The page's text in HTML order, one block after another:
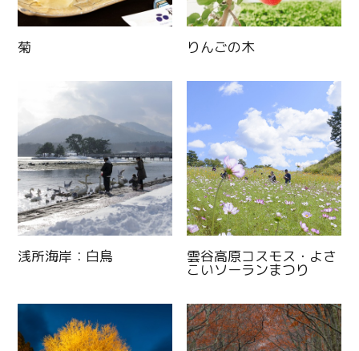
菊 りんごの木
浅所海岸：白鳥 雲谷高原コスモス・よさ
こいソーランまつり